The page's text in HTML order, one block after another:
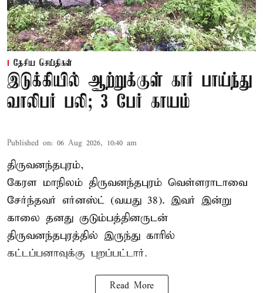
தேசிய செய்திகள்
இடுக்கியில் ஆற்றுக்குள் கார் பாய்ந்து
வாலிபர் பலி; 3 பேர் காயம்
Published on: 06 Aug 2026, 10:40 am
திருவனந்தபுரம்,
கேரள மாநிலம் திருவனந்தபுரம் வெள்ளராடாவை
சேர்ந்தவர் எர்னஸ்ட் (வயது 38). இவர் இன்று
காலை தனது குடும்பத்தினருடன்
திருவனந்தபுரத்தில் இருந்து காரில்
கட்டப்பனாவுக்கு புறப்பட்டார்.
Read More